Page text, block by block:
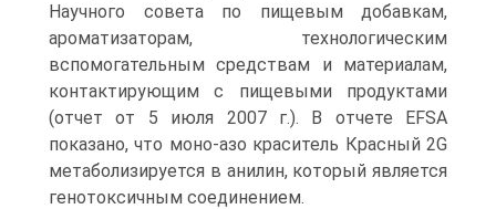
Научного совета по пищевым добавкам,
ароматизаторам, технологическим
вспомогательным средствам и материалам,
контактирующим с пищевыми продуктами
(отчет от 5 июля 2007 г.). В отчете EFSA
показано, что моно-азо краситель Красный 2G
метаболизируется в анилин, который является
генотоксичным соединением.